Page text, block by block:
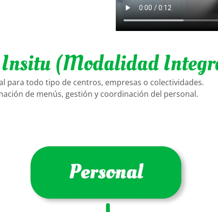
Insitu (Modalidad
para todo tipo de centros, empresas o colectividades.
de menús, gestión y coordinación del personal.